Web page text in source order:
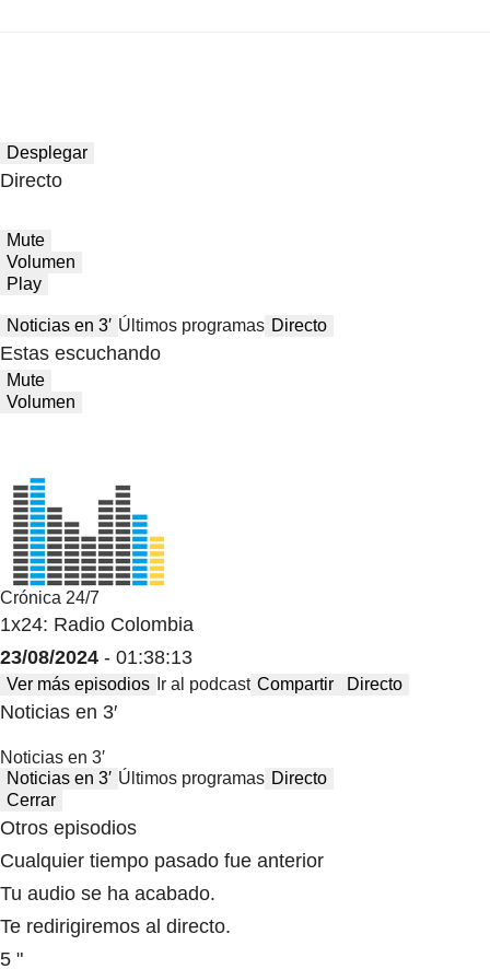
Desplegar
Directo
Mute
Volumen
Play
Noticias en 3′ Últimos programas Directo
Estas escuchando
Mute
Volumen
Crónica 24/7
1x24: Radio Colombia
23/08/2024 - 01:38:13
Ver más episodios Ir al podcast Compartir Directo
Noticias en 3′
Noticias en 3′
Noticias en 3′ Últimos programas Directo
Cerrar
Otros episodios
Cualquier tiempo pasado fue anterior
Tu audio se ha acabado.
Te redirigiremos al directo.
5 "